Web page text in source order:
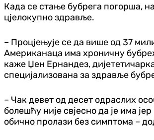
Када се стање бубрега погорша,
цјелокупно здравље.
– Процјењује се да више од 37
Американаца има хроничну
каже Џен Ернандез,
специјализована за здравље
– Чак девет од десет одраслих
болешћу није свјесно да је има
обично пролази без симптома –